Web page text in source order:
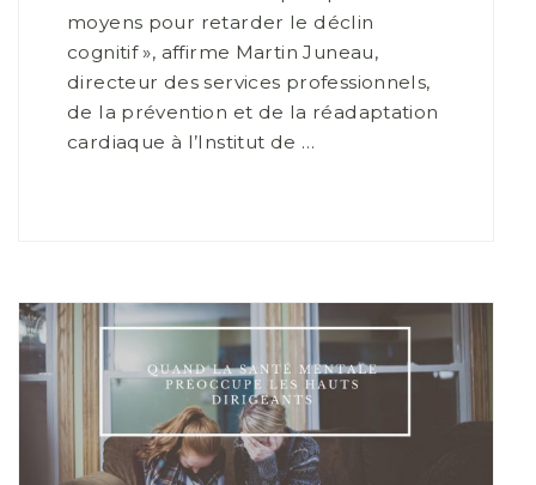
moyens pour retarder le déclin
cognitif », affirme Martin Juneau,
directeur des services professionnels,
de la prévention et de la réadaptation
cardiaque à l’Institut de …